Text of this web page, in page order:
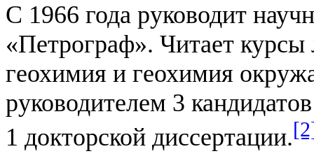
С 1966 года руководит
«Петрограф». Читает
геохимия и геохимия
руководителем 3
1 докторской диссертации.